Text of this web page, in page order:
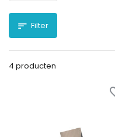
Filter
4 producten